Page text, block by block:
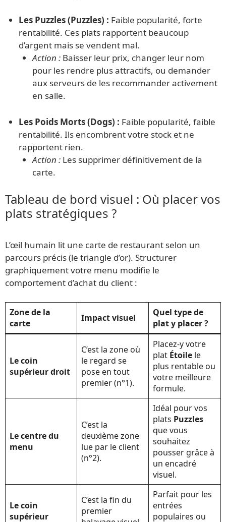
Les Puzzles (Puzzles) : Faible popularité, forte
rentabilité. Ces plats rapportent beaucoup
d’argent mais se vendent mal.
Action : Baisser leur prix, changer leur nom
pour les rendre plus attractifs, ou demander
aux serveurs de les recommander activement
en salle.
Les Poids Morts (Dogs) : Faible popularité, faible
rentabilité. Ils encombrent votre stock et ne
rapportent rien.
Action : Les supprimer définitivement de la
carte.
Tableau de bord visuel : Où placer vos
plats stratégiques ?
L’œil humain lit une carte de restaurant selon un
parcours précis (le triangle d’or). Structurer
graphiquement votre menu modifie le
comportement d’achat du client :
Zone de la
carte
Impact visuel
Quel type de
plat y placer ?
Le coin
supérieur droit
C’est la zone où
le regard se
pose en tout
premier (n°1).
Placez-y votre
plat Étoile le
plus rentable ou
votre meilleure
formule.
Le centre du
menu
C’est la
deuxième zone
lue par le client
(n°2).
Idéal pour vos
plats Puzzles
que vous
souhaitez
pousser grâce à
un encadré
visuel.
Le coin
supérieur
C’est la fin du
premier
Parfait pour les
entrées
populaires ou